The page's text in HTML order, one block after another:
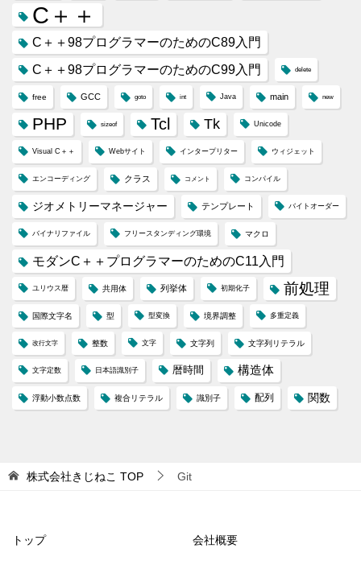
C＋＋
C＋＋98プログラマーのためのC89入門
C＋＋98プログラマーのためのC99入門
delete
free GCC goto int Java main new
PHP sizeof Tcl Tk Unicode
Visual C＋＋ Webサイト インタープリター ウィジェット
エンコーディング クラス コメント コンパイル
ジオメトリーマネージャー テンプレート バイトオーダー
バイナリファイル フリースタンディング環境 マクロ
モダンC＋＋プログラマーのためのC11入門
ユリウス暦 共用体 列挙体 初期化子 前処理
国際文字名 型 型変換 境界調整 多重定義
改行文字 整数 文字 文字列 文字列リテラル
文字定数 日本語識別子 暦時間 構造体
浮動小数点数 複合リテラル 識別子 配列 関数
株式会社きじねこ TOP Git
トップ 会社概要